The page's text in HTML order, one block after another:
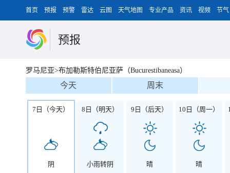
首页 预报 预警 雷达 云图 天气地图 专业产品 资讯 视频 节气
预报
罗马尼亚>布加勒斯特伯尼亚萨（Bucurestibaneasa）
今天 周末
7日（今天）
阴
8日（明天）
小雨转阴
9日（后天）
晴
10日（周一）
晴